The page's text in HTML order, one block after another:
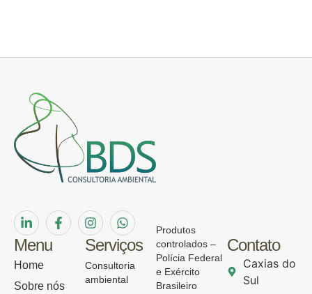
Menu
Home
Sobre nós
Serviços
Consultoria
ambiental
Produtos
controlados –
Polícia Federal
e Exército
Brasileiro
Contato
Caxias do
Sul